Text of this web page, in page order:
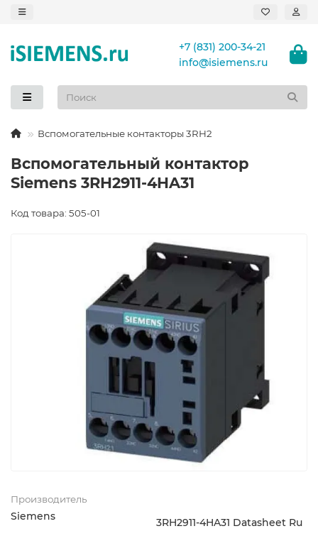
+7 (831) 200-34-21
info@isiemens.ru
Вспомогательные контакторы 3RH2
Вспомогательный контактор
Siemens 3RH2911-4HA31
Код товара: 505-01
Производитель
Siemens 3RH2911-4HA31 Datasheet Ru